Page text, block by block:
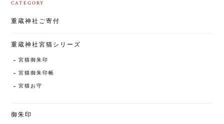
CATEGORY
重蔵神社ご寄付
重蔵神社宮猫シリーズ
宮猫御朱印
宮猫御朱印帳
宮猫お守
御朱印